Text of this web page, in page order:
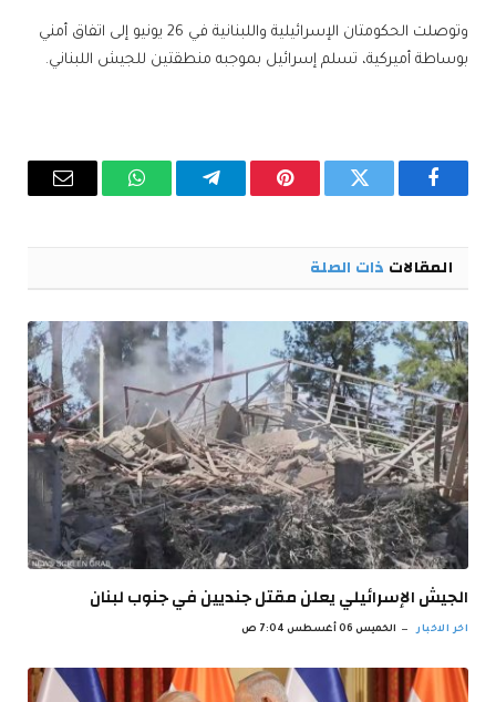
وتوصلت الحكومتان الإسرائيلية واللبنانية في 26 يونيو إلى اتفاق أمني
بوساطة أميركية، تسلم إسرائيل ‌بموجبه منطقتين للجيش اللبناني.
فيسبوك تويتر بينتيريستتيلقرام واتساب البريد
المقالات ذات الصلة
الجيش الإسرائيلي يعلن مقتل جنديين في جنوب لبنان
اخر الاخبار الخميس 06 أغسطس 7:04 ص